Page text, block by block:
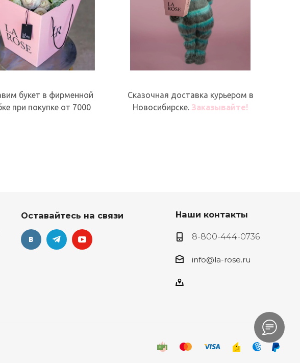
букет в фирменной
при покупке от 7000
Сказочная доставка курьером в
Новосибирске. Заказывайте!
Оставайтесь на связи Наши контакты
8-800-444-0736
info@la-rose.ru